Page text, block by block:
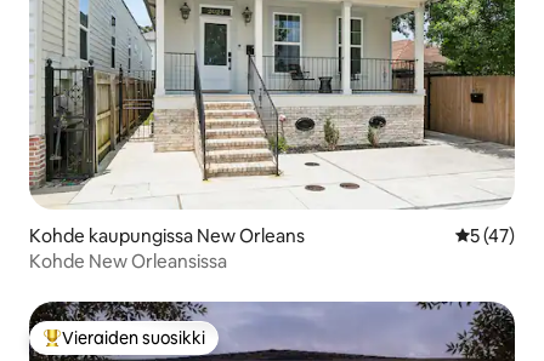
Kohde kaupungissa New Orleans
5 (47)
Kohde New Orleansissa
Vieraiden suosikkien parhaimmistoa
Vieraiden suosikki